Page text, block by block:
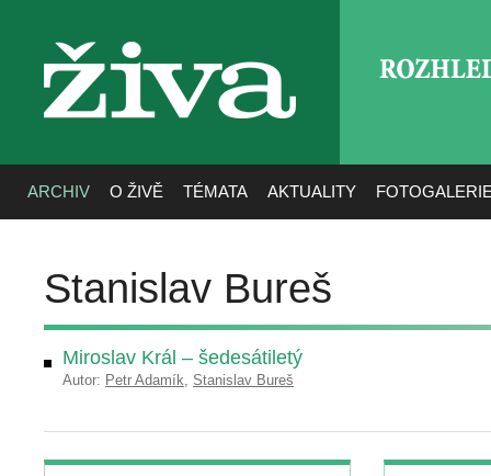
živa
ARCHIV O ŽIVĚ TÉMATA AKTUALITY
Stanislav Bureš
Miroslav Král – šedesátiletý
Autor: Petr Adamík, Stanislav Bureš